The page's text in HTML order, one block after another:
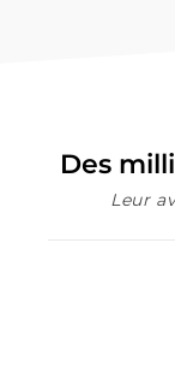
Des
Leur